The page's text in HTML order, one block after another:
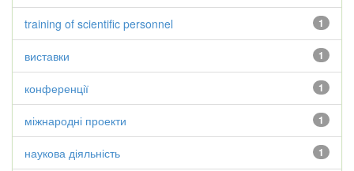
1
training of scientific personnel
1
виставки
1
конференції
1
міжнародні проекти
1
наукова діяльність